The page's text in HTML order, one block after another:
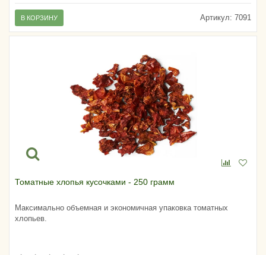
Артикул: 7091
В КОРЗИНУ
Томатные хлопья кусочками - 250 грамм
Максимально объемная и экономичная упаковка томатных
хлопьев.